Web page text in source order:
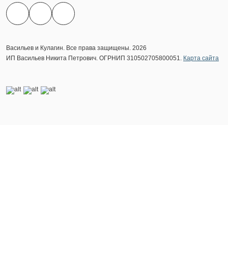
Васильев и Кулагин. Все права защищены. 2026
ИП Васильев Никита Петрович. ОГРНИП 310502705800051. Карта сайта